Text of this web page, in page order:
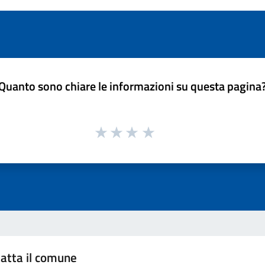
sono chiare le informazioni su questa
il comune